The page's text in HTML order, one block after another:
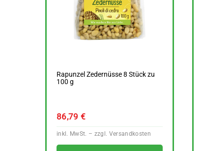
Rapunzel Zedernüsse 8 Stück zu
100 g
86,79€